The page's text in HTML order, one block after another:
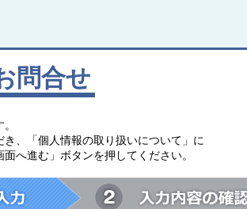
問合せ
、「個人情報の取り扱いについて」に
へ進む」ボタンを押してください。